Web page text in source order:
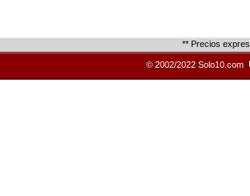
** Precios
© 2002/2022 Solo10.com